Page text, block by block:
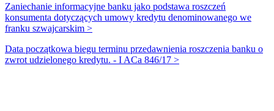
Zaniechanie informacyjne banku jako podstawa roszczeń
konsumenta dotyczących umowy kredytu denominowanego we
franku szwajcarskim >
Data początkowa biegu terminu przedawnienia roszczenia banku o
zwrot udzielonego kredytu. - I ACa 846/17 >